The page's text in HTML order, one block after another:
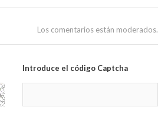
Los comentarios están moderados.
Introduce el código Captcha